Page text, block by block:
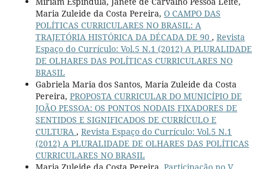
Maria Zuleide da Costa Pereira, O CAMPO DAS
POLÍTICAS CURRICULARES NO BRASIL: A
TRAJETÓRIA HISTÓRICA DA DÉCADA DE 90 , Revista
Espaço do Currículo: Vol.5 N.1 (2012) A PLURALIDADE
DE OLHARES DAS POLÍTICAS CURRICULARES NO
BRASIL
Gabriela Maria dos Santos, Maria Zuleide da Costa
Pereira, PROPOSTA CURRICULAR DO MUNICÍPIO DE
JOÃO PESSOA: OS PONTOS NODAIS FIXADORES DE
SENTIDOS E SIGNIFICADOS DE CURRÍCULO E
CULTURA , Revista Espaço do Currículo: Vol.5 N.1
(2012) A PLURALIDADE DE OLHARES DAS POLÍTICAS
CURRICULARES NO BRASIL